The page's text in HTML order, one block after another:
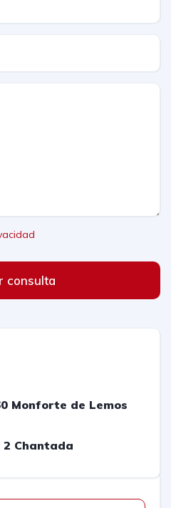
consulta
Monforte de Lemos
Chantada